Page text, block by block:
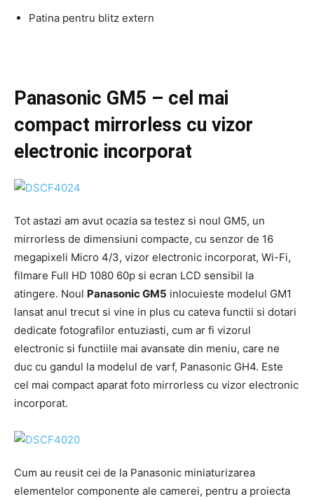
Patina pentru blitz extern
Panasonic GM5 – cel mai
compact mirrorless cu vizor
electronic incorporat
Tot astazi am avut ocazia sa testez si noul GM5, un
mirrorless de dimensiuni compacte, cu senzor de 16
megapixeli Micro 4/3, vizor electronic incorporat, Wi-Fi,
filmare Full HD 1080 60p si ecran LCD sensibil la
atingere. Noul Panasonic GM5 inlocuieste modelul GM1
lansat anul trecut si vine in plus cu cateva functii si dotari
dedicate fotografilor entuziasti, cum ar fi vizorul
electronic si functiile mai avansate din meniu, care ne
duc cu gandul la modelul de varf, Panasonic GH4. Este
cel mai compact aparat foto mirrorless cu vizor electronic
incorporat.
Cum au reusit cei de la Panasonic miniaturizarea
elementelor componente ale camerei, pentru a proiecta